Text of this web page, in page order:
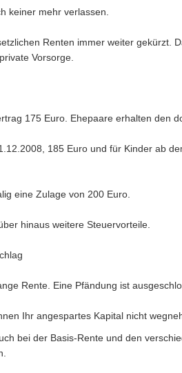
keiner mehr verlassen.
Renten immer weiter gekürzt.
Vorsorge.
175 Euro. Ehepaare erhalten den
185 Euro und für Kinder ab
eine Zulage von 200 Euro.
hinaus weitere Steuervorteile.
Rente. Eine Pfändung ist
Ihr angespartes Kapital nicht
bei der Basis-Rente und den